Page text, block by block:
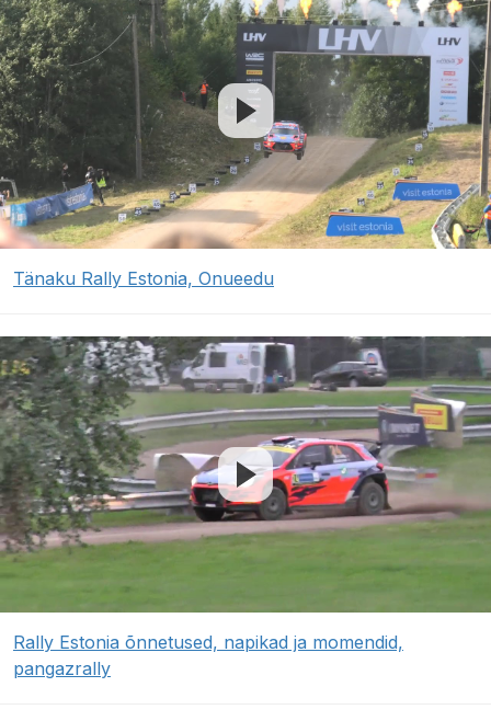
Tänaku Rally Estonia, Onueedu
Rally Estonia õnnetused, napikad ja momendid,
pangazrally